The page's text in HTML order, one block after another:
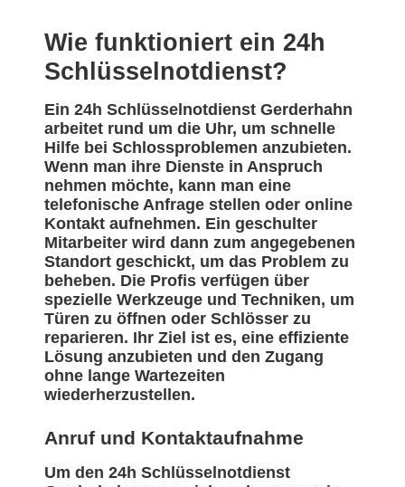
Wie funktioniert ein 24h
Schlüsselnotdienst?
Ein 24h Schlüsselnotdienst Gerderhahn
arbeitet rund um die Uhr, um schnelle
Hilfe bei Schlossproblemen anzubieten.
Wenn man ihre Dienste in Anspruch
nehmen möchte, kann man eine
telefonische Anfrage stellen oder online
Kontakt aufnehmen. Ein geschulter
Mitarbeiter wird dann zum angegebenen
Standort geschickt, um das Problem zu
beheben. Die Profis verfügen über
spezielle Werkzeuge und Techniken, um
Türen zu öffnen oder Schlösser zu
reparieren. Ihr Ziel ist es, eine effiziente
Lösung anzubieten und den Zugang
ohne lange Wartezeiten
wiederherzustellen.
Anruf und Kontaktaufnahme
Um den 24h Schlüsselnotdienst